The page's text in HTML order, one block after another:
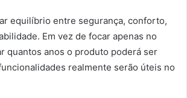
equilíbrio entre segurança, conforto,
Em vez de focar apenas no
quantos anos o produto poderá ser
realmente serão úteis no